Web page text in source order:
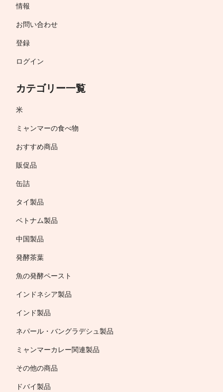
情報
お問い合わせ
登録
ログイン
カテゴリー一覧
米
ミャンマーの食べ物
おすすめ商品
販促品
缶詰
タイ製品
ベトナム製品
中国製品
発酵茶葉
魚の発酵ペースト
インドネシア製品
インド製品
ネパール・バングラデシュ製品
ミャンマーカレー関連製品
その他の商品
ドバイ製品